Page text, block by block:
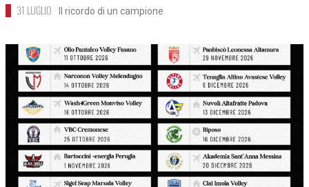
31 LUGLIO Il ricordo di un campione